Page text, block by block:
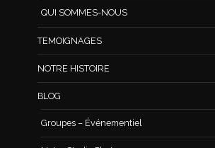
QUI SOMMES-NOUS
TEMOIGNAGES
NOTRE HISTOIRE
BLOG
Groupes – Événementiel